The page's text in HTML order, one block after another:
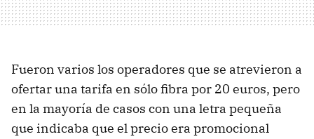
Fueron varios los operadores que se atrevieron a
ofertar una tarifa en sólo fibra por 20 euros, pero
en la mayoría de casos con una letra pequeña
que indicaba que el precio era promocional